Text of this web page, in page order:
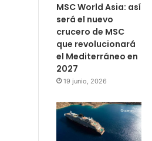
MSC World Asia: así
será el nuevo
crucero de MSC
que revolucionará
el Mediterráneo en
2027
19 junio, 2026